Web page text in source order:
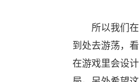
所以我们在
到处去游荡，
在游戏里会设